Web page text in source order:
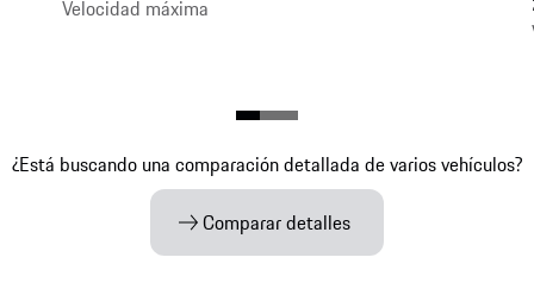
Velocidad máxima
¿Está buscando una comparación detallada de varios vehículos?
Comparar detalles